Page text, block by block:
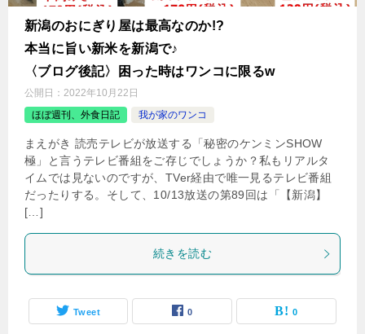
新潟のおにぎり屋は最高なのか!?
本当に旨い新米を新潟で♪
〈ブログ後記〉困った時はワンコに限るw
公開日： 2022年10月22日
ほぼ週刊、外食日記
我が家のワンコ
まえがき 読売テレビが放送する「秘密のケンミンSHOW
極」と言うテレビ番組をご存じでしょうか？私もリアルタ
イムでは見ないのですが、TVer経由で唯一見るテレビ番組
だったりする。そして、10/13放送の第89回は「【新潟】
[…]
続きを読む
Tweet 0 0